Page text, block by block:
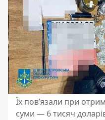
Їх пов’язали при
суми — 6 тисяч